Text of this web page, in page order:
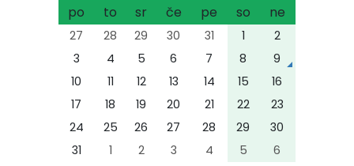
po
to sr če pe so ne
27 28 29 30 31 1
2
3
4 5 6 7 8
9
10
11 12 13 14 15
16
17
18 19 20 21 22
23
24
25 26 27 28 29
30
31
1 2 3 4 5 6